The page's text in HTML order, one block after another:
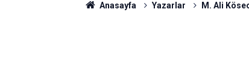
Anasayfa Yazarlar M. Ali